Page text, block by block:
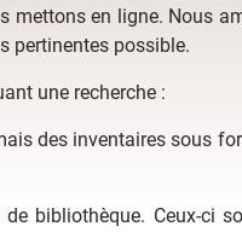
mettons en ligne. Nous
pertinentes possible.
une recherche :
des inventaires sous
de bibliothèque. Ceux-ci